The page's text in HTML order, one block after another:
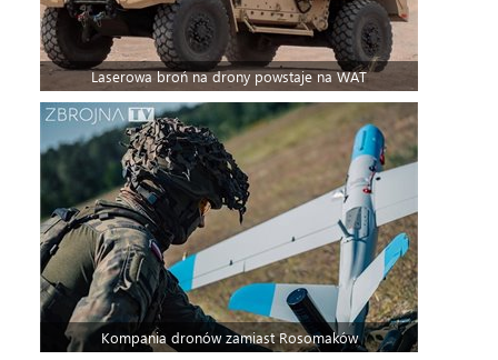
Laserowa broń na drony powstaje na WAT
Kompania dronów zamiast Rosomaków